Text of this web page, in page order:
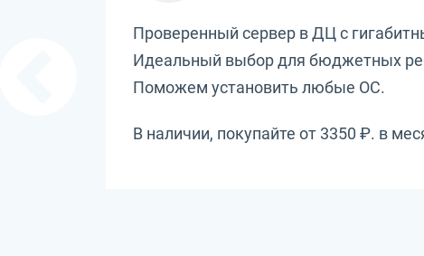
Проверенный сервер в ДЦ с
Идеальный выбор для бюджетных
Поможем установить любые ОС.
В наличии, покупайте от 3350 ₽. в